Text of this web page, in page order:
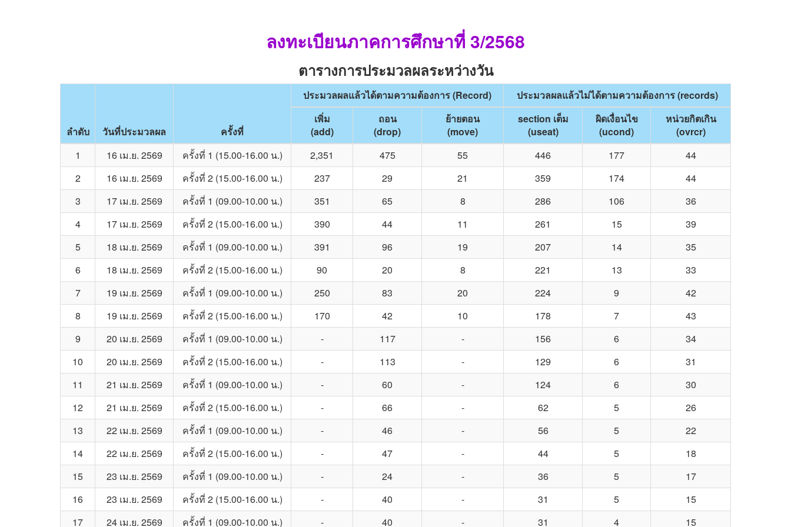
ลงทะเบียนภาคการศึกษาที่ 3/2568
ตารางการประมวลผลระหว่างวัน
ลำดับ วันที่ประมวลผล ครั้งที่
ประมวลผลแล้วได้ตามความต้องการ (Record)
ประมวลผลแล้วไม่ได้ตามความต้องการ (records)
เพิ่ม
(add)
ถอน
(drop)
ย้ายตอน
(move)
section เต็ม
(useat)
ผิดเงื่อนไข
(ucond)
หน่วยกิตเกิน
(ovrcr)
1
16 เม.ย. 2569 ครั้งที่ 1 (15.00-16.00 น.) 2,351 475 55 446 177
44
2
16 เม.ย. 2569 ครั้งที่ 2 (15.00-16.00 น.) 237 29 21 359 174
44
3
17 เม.ย. 2569 ครั้งที่ 1 (09.00-10.00 น.) 351 65 8 286 106
36
4
17 เม.ย. 2569 ครั้งที่ 2 (15.00-16.00 น.) 390 44 11 261 15
39
5
18 เม.ย. 2569 ครั้งที่ 1 (09.00-10.00 น.) 391 96 19 207 14
35
6
18 เม.ย. 2569 ครั้งที่ 2 (15.00-16.00 น.) 90 20 8 221 13
33
7
19 เม.ย. 2569 ครั้งที่ 1 (09.00-10.00 น.) 250 83 20 224 9
42
8
19 เม.ย. 2569 ครั้งที่ 2 (15.00-16.00 น.) 170 42 10 178 7
43
9
20 เม.ย. 2569 ครั้งที่ 1 (09.00-10.00 น.) - 117 - 156 6
34
10
20 เม.ย. 2569 ครั้งที่ 2 (15.00-16.00 น.) - 113 - 129 6
31
11
21 เม.ย. 2569 ครั้งที่ 1 (09.00-10.00 น.) - 60 - 124 6
30
12
21 เม.ย. 2569 ครั้งที่ 2 (15.00-16.00 น.) - 66 - 62 5
26
13
22 เม.ย. 2569 ครั้งที่ 1 (09.00-10.00 น.) - 46 - 56 5
22
14
22 เม.ย. 2569 ครั้งที่ 2 (15.00-16.00 น.) - 47 - 44 5
18
15
23 เม.ย. 2569 ครั้งที่ 1 (09.00-10.00 น.) - 24 - 36 5
17
16
23 เม.ย. 2569 ครั้งที่ 2 (15.00-16.00 น.) - 40 - 31 5
15
17
24 เม.ย. 2569 ครั้งที่ 1 (09.00-10.00 น.) - 40 - 31 4 15